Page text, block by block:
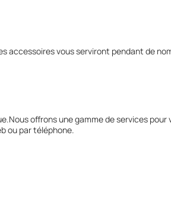
accessoires vous serviront pendant de
offrons une gamme de services
ou par téléphone.